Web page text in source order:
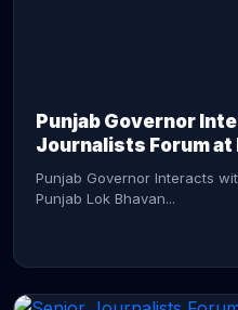
Punjab Governor
Journalists Forum at
Punjab Governor Interacts
Punjab Lok Bhavan...